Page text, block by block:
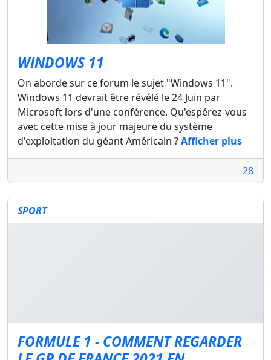
WINDOWS 11
On aborde sur ce forum le sujet "Windows 11".
Windows 11 devrait être révélé le 24 Juin par
Microsoft lors d'une conférence. Qu'espérez-vous
avec cette mise à jour majeure du système
d'exploitation du géant Américain ?Afficher plus
28
SPORT
FORMULE 1 - COMMENT REGARDER